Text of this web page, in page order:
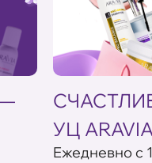
УЦ
Eжедневно с